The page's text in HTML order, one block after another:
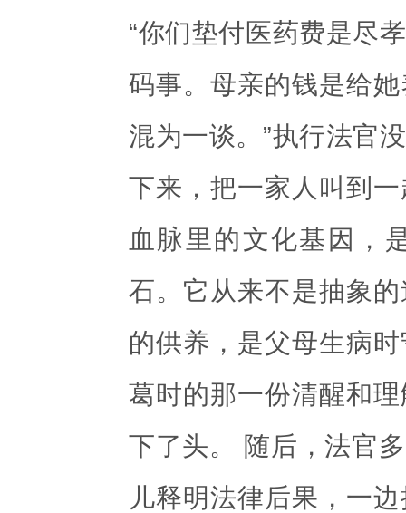
“你们垫付医药费是尽
码事。母亲的钱是给
混为一谈。”执行法官
下来，把一家人叫到
血脉里的文化基因，
石。它从来不是抽象
的供养，是父母生病
葛时的那一份清醒和
下了头。 随后，法官
儿释明法律后果，一